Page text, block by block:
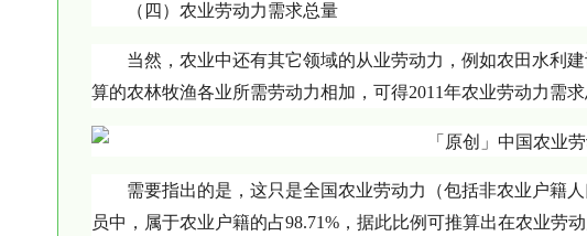
（四）农业劳动力需求总量
当然，农业中还有其它领域的从业劳动力，例如农田水利
算的农林牧渔各业所需劳动力相加，可得2011年农业劳动力需求
需要指出的是，这只是全国农业劳动力（包括非农业户籍
员中，属于农业户籍的占98.71%，据此比例可推算出在农业劳